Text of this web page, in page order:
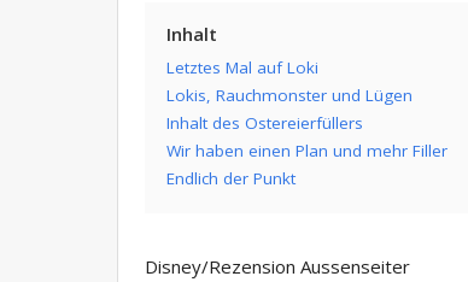
Inhalt
Letztes Mal auf Loki
Lokis, Rauchmonster und Lügen
Inhalt des Ostereierfüllers
Wir haben einen Plan und mehr Filler
Endlich der Punkt
Disney/Rezension Aussenseiter